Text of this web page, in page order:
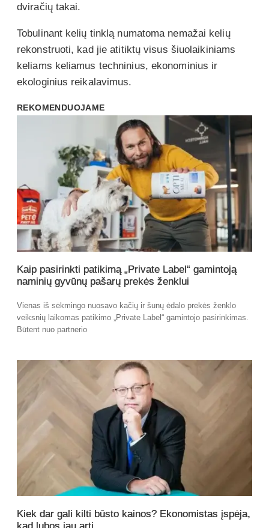
dviračių takai.
Tobulinant kelių tinklą numatoma nemažai kelių
rekonstruoti, kad jie atitiktų visus šiuolaikiniams
keliams keliamus techninius, ekonominius ir
ekologinius reikalavimus.
REKOMENDUOJAME
Kaip pasirinkti patikimą „Private Label“ gamintoją
naminių gyvūnų pašarų prekės ženklui
Vienas iš sėkmingo nuosavo kačių ir šunų ėdalo prekės ženklo
veiksnių laikomas patikimo „Private Label“ gamintojo pasirinkimas.
Būtent nuo partnerio
Kiek dar gali kilti būsto kainos? Ekonomistas įspėja,